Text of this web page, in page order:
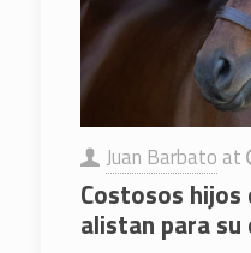
Juan Barbato at
Costosos
alistan para